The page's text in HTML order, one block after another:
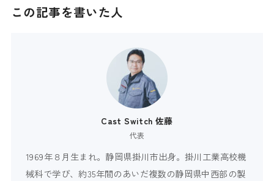
この記事を書いた人
Cast Switch 佐藤
代表
1969年８月生まれ。静岡県掛川市出身。掛川工業高校機
械科で学び、約35年間のあいだ複数の静岡県中西部の製